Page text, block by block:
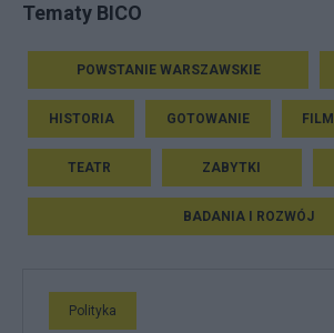
Tematy BICO
POWSTANIE WARSZAWSKIE
HISTORIA GOTOWANIE FILM
TEATR ZABYTKI
BADANIA I ROZWÓJ
Polityka